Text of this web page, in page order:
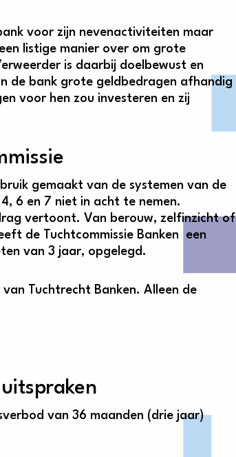
voor zijn nevenactiviteiten maar
listige manier over om grote
is daarbij doelbewust en
de bank grote geldbedragen afhandig
voor hen zou investeren en zij
gemaakt van de systemen van de
4, 6 en 7 niet in acht te nemen.
vertoont. Van berouw, zelfinzicht of
de Tuchtcommissie Banken een
van 3 jaar, opgelegd.
Tuchtrecht Banken. Alleen de
van 36 maanden (drie jaar)